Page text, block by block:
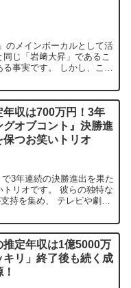
のメインボーカルとして活
じ「岩﨑大昇」であるこ
事実です。 しかし、この
年収は700万円！3年
グオブコント』決勝進
保つお笑いトリオ
3年連続の決勝進出を果た
リオです。 彼らの独特な
持を集め、 テレビや劇場
推定年収は1億5000万
キリ」終了後も続く成